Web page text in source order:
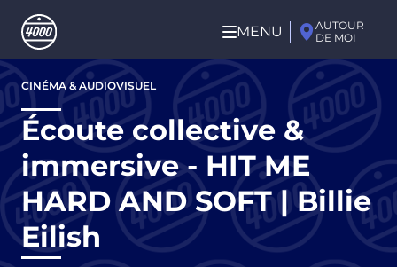
Aller au contenu principal
MENU
AUTOUR
DE MOI
Aller
au
contenu
principal
CINÉMA & AUDIOVISUEL
Écoute collective &
immersive - HIT ME
HARD AND SOFT | Billie
Eilish